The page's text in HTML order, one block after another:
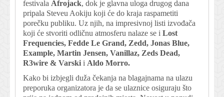
festivala Afrojack, dok je glavna uloga drugog dana
pripala Steveu Aokiju koji će do kraja raspametiti
porečku publiku. Uz njih, na impresivnoj listi izvođača
koji će stvoriti odličnu atmosferu nalaze se i Lost
Frequencies, Fedde Le Grand, Zedd, Jonas Blue,
Example, Martin Jensen, Vanillaz, Zeds Dead,
R3wire & Varski i Aldo Morro.
Kako bi izbjegli duža čekanja na blagajnama na ulazu
preporuka organizatora je da se ulaznice osiguraju što